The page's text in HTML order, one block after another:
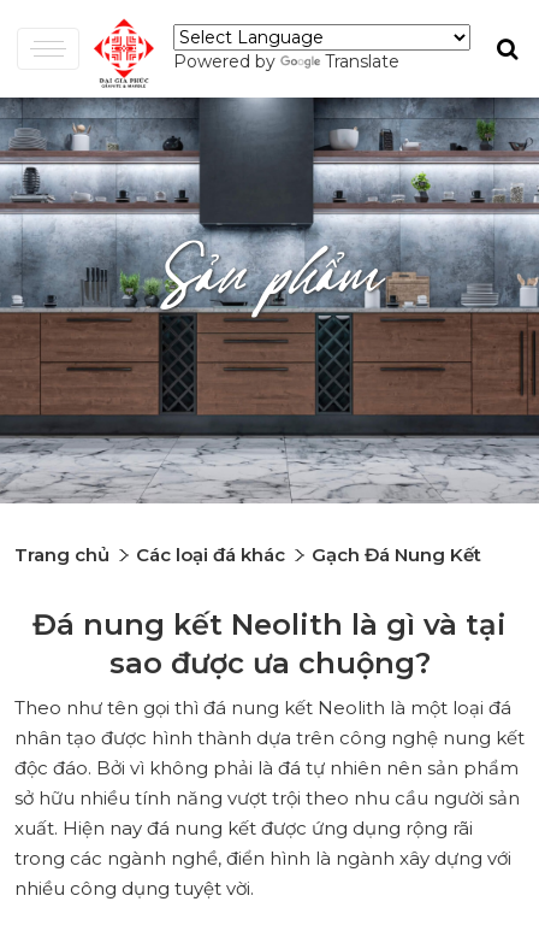
Powered by Translate
Sản phẩm
Trang chủ Các loại đá khác Gạch Đá Nung Kết
Đá nung kết Neolith là gì và tại
sao được ưa chuộng?
Theo như tên gọi thì đá nung kết Neolith là một loại đá
nhân tạo được hình thành dựa trên công nghệ nung kết
độc đáo. Bởi vì không phải là đá tự nhiên nên sản phẩm
sở hữu nhiều tính năng vượt trội theo nhu cầu người sản
xuất. Hiện nay đá nung kết được ứng dụng rộng rãi
trong các ngành nghề, điển hình là ngành xây dựng với
nhiều công dụng tuyệt vời.